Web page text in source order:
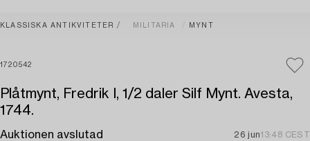
KLASSISKA ANTIKVITETER MILITARIA MYNT
1720542
Plåtmynt, Fredrik I, 1/2 daler Silf Mynt. Avesta,
1744.
Auktionen avslutad 26 jun13:48 CEST